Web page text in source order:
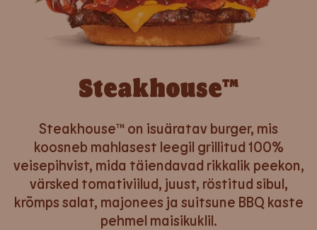
Steakhouse™
Steakhouse™ on isuäratav burger, mis
koosneb mahlasest leegil grillitud 100%
veisepihvist, mida täiendavad rikkalik peekon,
värsked tomativiilud, juust, röstitud sibul,
krõmps salat, majonees ja suitsune BBQ kaste
pehmel maisikuklil.